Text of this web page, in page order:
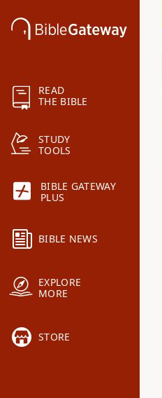
READ
THE BIBLE
STUDY
TOOLS
BIBLE GATEWAY
PLUS
BIBLE NEWS
EXPLORE
MORE
STORE